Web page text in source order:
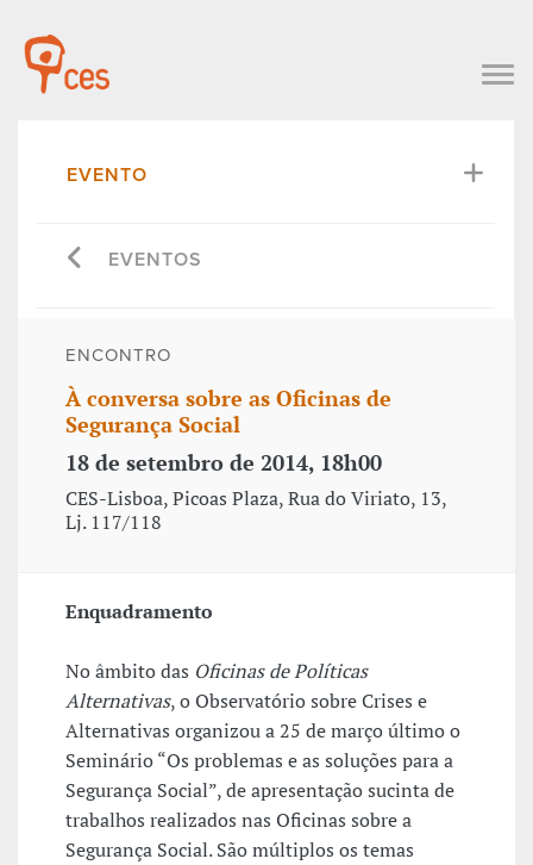
EVENTO
EVENTOS
ENCONTRO
À conversa sobre as Oficinas de
Segurança Social
18 de setembro de 2014, 18h00
CES-Lisboa, Picoas Plaza, Rua do Viriato, 13,
Lj. 117/118
Enquadramento
No âmbito das Oficinas de Políticas
Alternativas, o Observatório sobre Crises e
Alternativas organizou a 25 de março último o
Seminário “Os problemas e as soluções para a
Segurança Social”, de apresentação sucinta de
trabalhos realizados nas Oficinas sobre a
Segurança Social. São múltiplos os temas